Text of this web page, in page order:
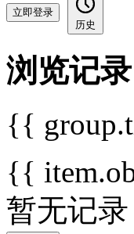
立即登录
历史
浏览记录
{{
{{
暂无记录